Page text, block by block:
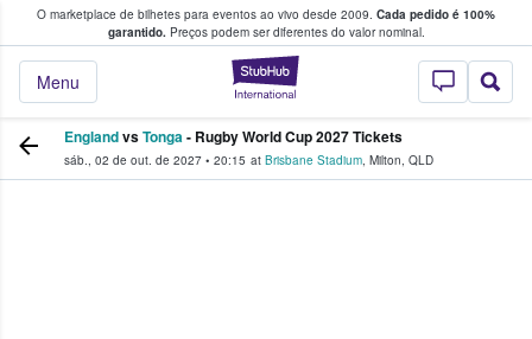
O marketplace de bilhetes para eventos ao vivo desde 2009. Cada pedido é 100%
garantido.Preços podem ser diferentes do valor nominal.
StubHub – onde
Menu
fãs compram e vendem bilhetes
EnglandvsTonga- Rugby World Cup 2027 Tickets
sáb., 02 de out. de 2027 • 20:15 at Brisbane Stadium, Milton, QLD